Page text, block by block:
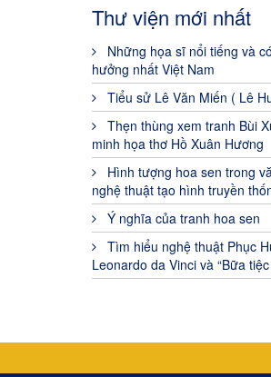
Thư viện mới nhất
Những họa sĩ nổi tiếng và
hưởng nhất Việt Nam
Tiểu sử Lê Văn Miến ( Lê
Thẹn thùng xem tranh Bùi
minh họa thơ Hồ Xuân Hương
Hình tượng hoa sen trong
nghệ thuật tạo hình truyền
Ý nghĩa của tranh hoa sen
Tìm hiểu nghệ thuật Phục
Leonardo da Vinci và “Bữa